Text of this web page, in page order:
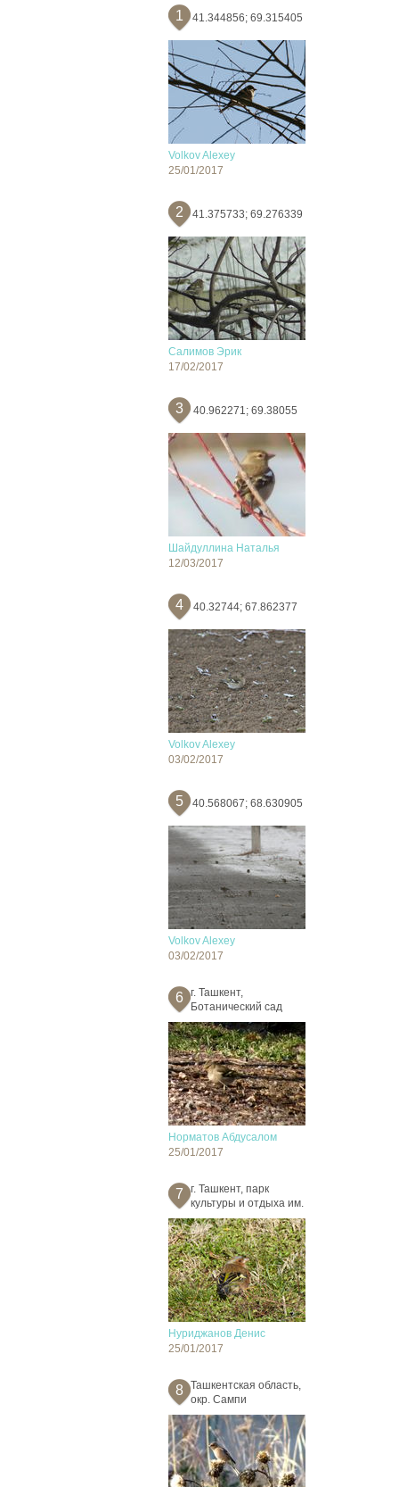
1 41.344856; 69.315405
Volkov Alexey
25/01/2017
2 41.375733; 69.276339
Салимов Эрик
17/02/2017
3 40.962271; 69.38055
Шайдуллина Наталья
12/03/2017
4 40.32744; 67.862377
Volkov Alexey
03/02/2017
5 40.568067; 68.630905
Volkov Alexey
03/02/2017
6
г. Ташкент,
Ботанический сад
Норматов Абдусалом
25/01/2017
7
г. Ташкент, парк
культуры и отдыха им.
Нуриджанов Денис
25/01/2017
8
Ташкентская область,
окр. Сампи